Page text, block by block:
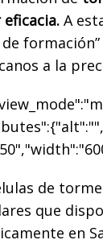
A
formación”
a la
de
que
en